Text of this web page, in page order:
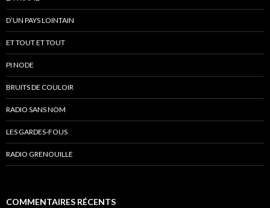
D’UN PAYS LOINTAIN
ET TOUT ET TOUT
PI NODE
BRUITS DE COULOIR
RADIO SANS NOM
LES GARDES-FOUS
RADIO GRENOUILLE
COMMENTAIRES RÉCENTS